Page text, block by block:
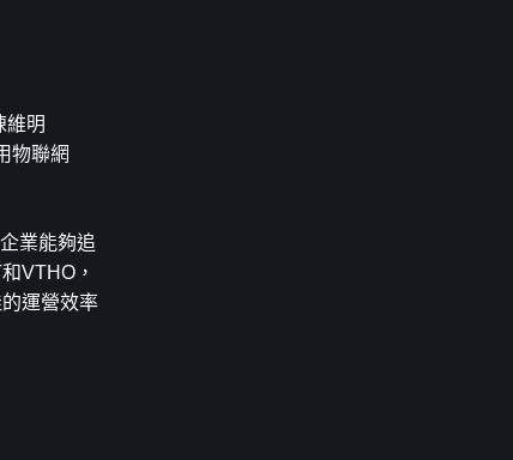
維明
物聯網
業能夠追
VTHO，
運營效率